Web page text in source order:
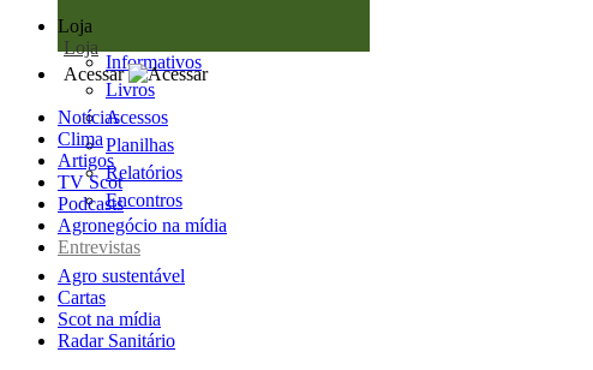
Loja
Loja
Informativos
Livros
Acessos
Planilhas
Relatórios
Encontros
Acessar
Notícias
Clima
Artigos
TV Scot
Podcasts
Agronegócio na mídia
Entrevistas
Agro sustentável
Cartas
Scot na mídia
Radar Sanitário